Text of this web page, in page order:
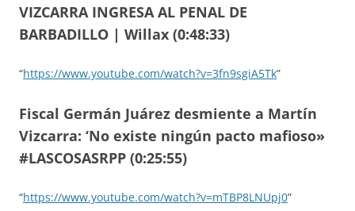
VIZCARRA INGRESA AL PENAL DE
BARBADILLO | Willax (0:48:33)
“https://www.youtube.com/watch?v=3fn9sgiA5Tk”
Fiscal Germán Juárez desmiente a Martín
Vizcarra: ‘No existe ningún pacto mafioso»
#LASCOSASRPP (0:25:55)
“https://www.youtube.com/watch?v=mTBP8LNUpj0”